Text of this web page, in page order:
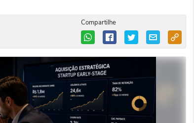
Compartilhe